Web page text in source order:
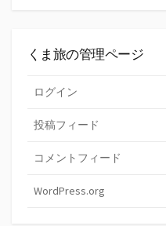
旅』
くま旅の管理ページ
ログイン
投稿フィード
コメントフィード
WordPress.org